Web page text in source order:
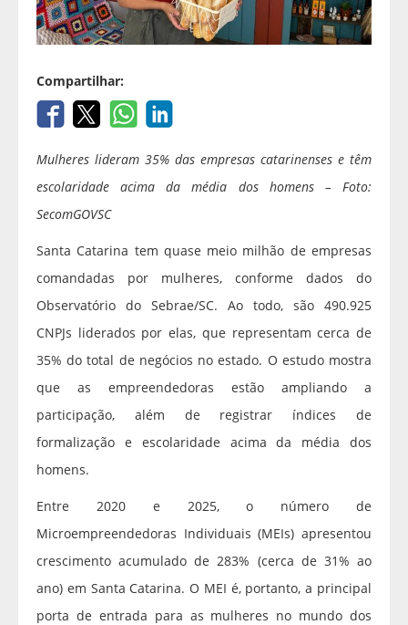
Compartilhar:
Mulheres lideram 35% das empresas catarinenses e têm
escolaridade acima da média dos homens – Foto:
SecomGOVSC
Santa Catarina tem quase meio milhão de empresas
comandadas por mulheres, conforme dados do
Observatório do Sebrae/SC. Ao todo, são 490.925
CNPJs liderados por elas, que representam cerca de
35% do total de negócios no estado. O estudo mostra
que as empreendedoras estão ampliando a
participação, além de registrar índices de
formalização e escolaridade acima da média dos
homens.
Entre 2020 e 2025, o número de
Microempreendedoras Individuais (MEIs) apresentou
crescimento acumulado de 283% (cerca de 31% ao
ano) em Santa Catarina. O MEI é, portanto, a principal
porta de entrada para as mulheres no mundo dos